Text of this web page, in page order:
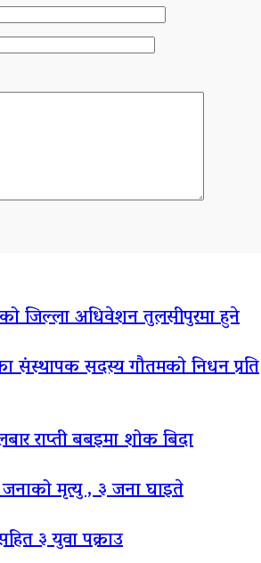
जिल्ला अधिवेशन तुलसीपुरमा हुने
संस्थापक सदस्य गौतमको निधन प्रति
राप्ती बबइमा शोक बिदा
जनाको मृत्यु , ३ जना घाइते
३ युवा पक्राउ